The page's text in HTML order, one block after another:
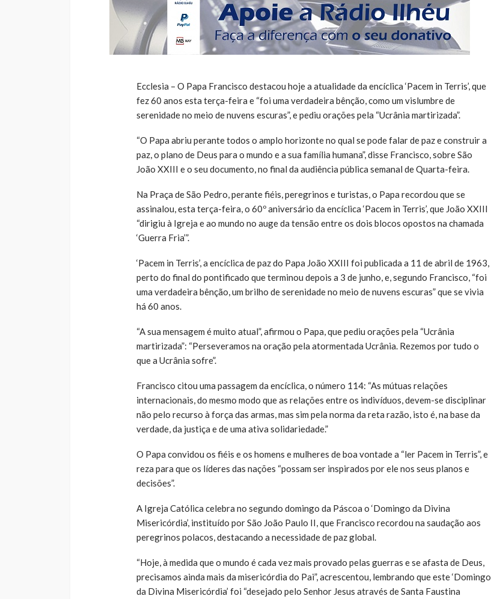
Ecclesia – O Papa Francisco destacou hoje a atualidade da encíclica ‘Pacem in Terris’, que
fez 60 anos esta terça-feira e “foi uma verdadeira bênção, como um vislumbre de
serenidade no meio de nuvens escuras”, e pediu orações pela “Ucrânia martirizada”.
“O Papa abriu perante todos o amplo horizonte no qual se pode falar de paz e construir a
paz, o plano de Deus para o mundo e a sua família humana”, disse Francisco, sobre São
João XXIII e o seu documento, no final da audiência pública semanal de Quarta-feira.
Na Praça de São Pedro, perante fiéis, peregrinos e turistas, o Papa recordou que se
assinalou, esta terça-feira, o 60º aniversário da encíclica ‘Pacem in Terris’, que João XXIII
“dirigiu à Igreja e ao mundo no auge da tensão entre os dois blocos opostos na chamada
‘Guerra Fria’”.
‘Pacem in Terris’, a encíclica de paz do Papa João XXIII foi publicada a 11 de abril de 1963,
perto do final do pontificado que terminou depois a 3 de junho, e, segundo Francisco, “foi
uma verdadeira bênção, um brilho de serenidade no meio de nuvens escuras” que se vivia
há 60 anos.
“A sua mensagem é muito atual”, afirmou o Papa, que pediu orações pela “Ucrânia
martirizada”: “Perseveramos na oração pela atormentada Ucrânia. Rezemos por tudo o
que a Ucrânia sofre”.
Francisco citou uma passagem da encíclica, o número 114: “As mútuas relações
internacionais, do mesmo modo que as relações entre os indivíduos, devem-se disciplinar
não pelo recurso à força das armas, mas sim pela norma da reta razão, isto é, na base da
verdade, da justiça e de uma ativa solidariedade.”
O Papa convidou os fiéis e os homens e mulheres de boa vontade a “ler Pacem in Terris”, e
reza para que os líderes das nações “possam ser inspirados por ele nos seus planos e
decisões”.
A Igreja Católica celebra no segundo domingo da Páscoa o ‘Domingo da Divina
Misericórdia’, instituído por São João Paulo II, que Francisco recordou na saudação aos
peregrinos polacos, destacando a necessidade de paz global.
“Hoje, à medida que o mundo é cada vez mais provado pelas guerras e se afasta de Deus,
precisamos ainda mais da misericórdia do Pai”, acrescentou, lembrando que este ‘Domingo
da Divina Misericórdia’ foi “desejado pelo Senhor Jesus através de Santa Faustina